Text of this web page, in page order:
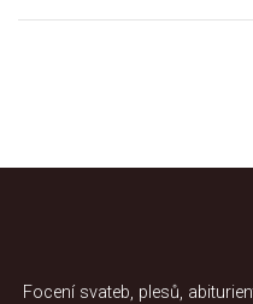
Focení svateb, plesů,